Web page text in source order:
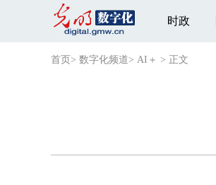
时政
首页 > 数字化频道> AI＋ > 正文